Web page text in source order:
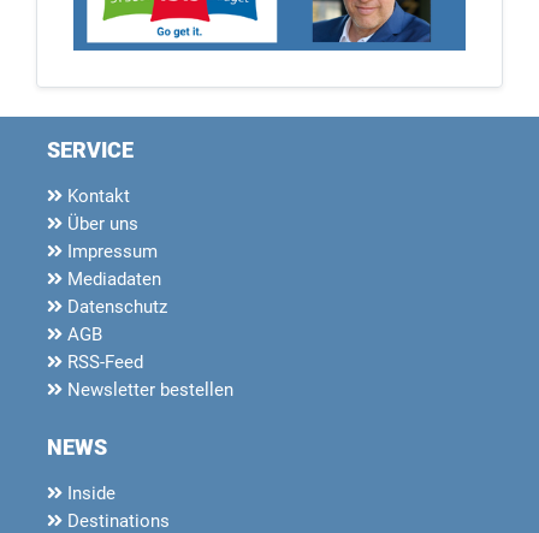
SERVICE
Kontakt
Über uns
Impressum
Mediadaten
Datenschutz
AGB
RSS-Feed
Newsletter bestellen
NEWS
Inside
Destinations